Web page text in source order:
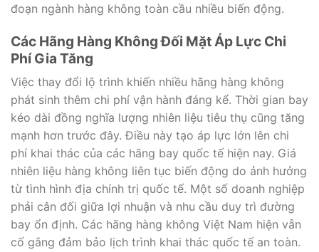
đoạn ngành hàng không toàn cầu nhiều biến động.
Các Hãng Hàng Không Đối Mặt Áp Lực Chi
Phí Gia Tăng
Việc thay đổi lộ trình khiến nhiều hãng hàng không
phát sinh thêm chi phí vận hành đáng kể. Thời gian bay
kéo dài đồng nghĩa lượng nhiên liệu tiêu thụ cũng tăng
mạnh hơn trước đây. Điều này tạo áp lực lớn lên chi
phí khai thác của các hãng bay quốc tế hiện nay. Giá
nhiên liệu hàng không liên tục biến động do ảnh hưởng
từ tình hình địa chính trị quốc tế. Một số doanh nghiệp
phải cân đối giữa lợi nhuận và nhu cầu duy trì đường
bay ổn định. Các hãng hàng không Việt Nam hiện vẫn
cố gắng đảm bảo lịch trình khai thác quốc tế an toàn.